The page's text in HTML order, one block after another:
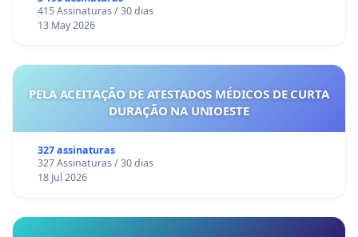
415 Assinaturas / 30 dias
13 May 2026
PELA ACEITAÇÃO DE ATESTADOS MÉDICOS DE CURTA
DURAÇÃO NA UNIOESTE
327 assinaturas
327 Assinaturas / 30 dias
18 Jul 2026